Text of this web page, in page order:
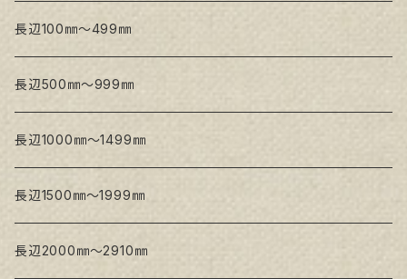
Snow White SPC(中目)
Snow White SPC(中目)
Snow White SLA(中目)
Snow White SLA(中目)
Snow White SLH(中太目)
Snow White SPC(中目)
トークロ イエロー
生キャンバス
長辺100㎜～499㎜
長辺500㎜～999㎜
長辺1000㎜～1499㎜
長辺1500㎜～1999㎜
長辺2000㎜～2910㎜